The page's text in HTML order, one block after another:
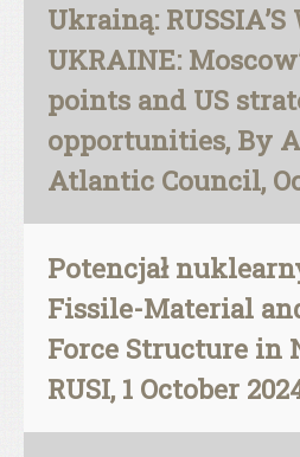
Ukrainą: RUSSIA’S
UKRAINE:
points and US
opportunities, By
Atlantic Council,
Potencjał
Fissile-Material
Force Structure in
RUSI, 1 October